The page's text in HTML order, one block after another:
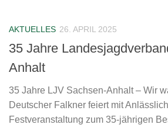
AKTUELLES 26. APRIL 2025
35 Jahre
Anhalt
35 Jahre LJV Sachsen-Anhalt – Wir
Deutscher Falkner feiert mit
Festveranstaltung zum 35-jährigen